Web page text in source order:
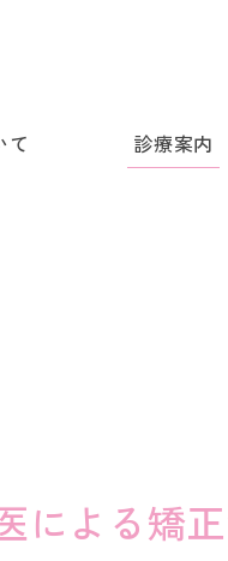
て 診療案内
による矯